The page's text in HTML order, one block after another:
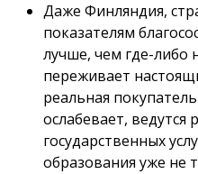
Даже Финляндия,
показателям
лучше, чем где-либо
переживает
реальная
ослабевает,
государственных
образования уже не